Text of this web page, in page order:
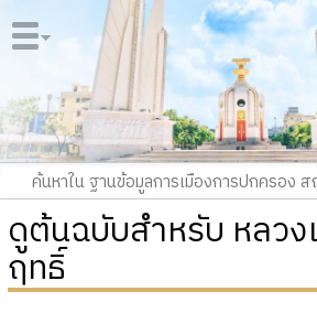
ดูต้นฉบับสำหรับ หลวง
ฤทธิ์